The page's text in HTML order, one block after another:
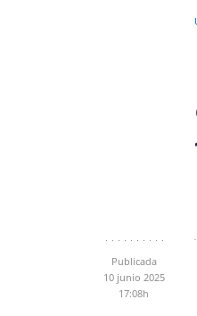
Publicada
10 junio 2025
17:08h